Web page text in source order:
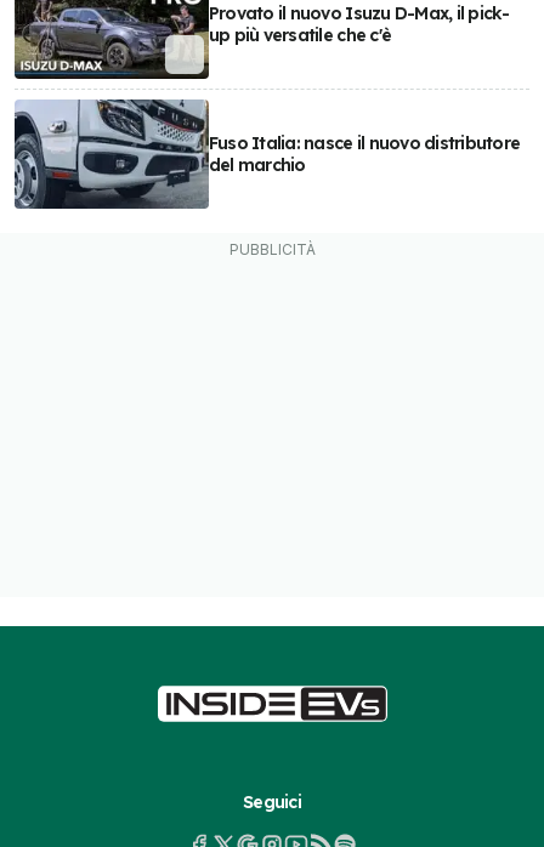
Provato il nuovo Isuzu D-Max, il pick-
up più versatile che c'è
Fuso Italia: nasce il nuovo distributore
del marchio
Seguici